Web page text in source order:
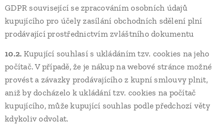
GDPR související se zpracováním osobních údajů
kupujícího pro účely zasílání obchodních sdělení plní
prodávající prostřednictvím zvláštního dokumentu
10.2. Kupující souhlasí s ukládáním tzv. cookies na jeho
počítač. V případě, že je nákup na webové stránce možné
provést a závazky prodávajícího z kupní smlouvy plnit,
aniž by docházelo k ukládání tzv. cookies na počítač
kupujícího, může kupující souhlas podle předchozí věty
kdykoliv odvolat.